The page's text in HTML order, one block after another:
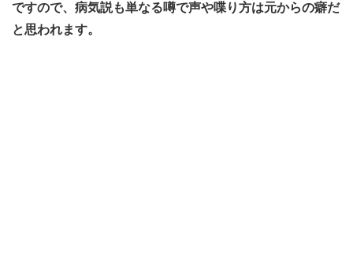
ですので、病気説も単なる噂で声や喋り方は元からの癖だ
と思われます。